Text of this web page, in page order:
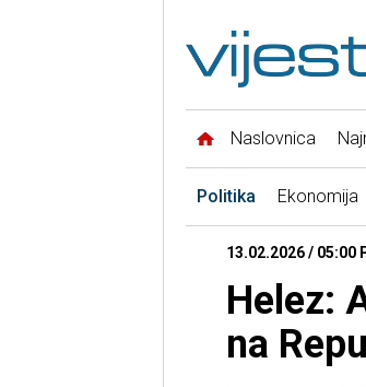
Naslovnica
Politika Ekonomija
13.02.2026 /
Helez:
na